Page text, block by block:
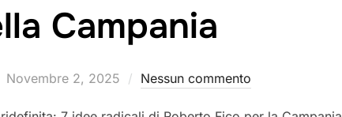
Campania
Pubblicato
Novembre 2, 2025 Nessun commento